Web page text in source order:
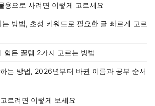
용으로 사려면 이렇게 고르세요
방법, 초성 키워드로 필요한 글 빠르게 고르
힘든 꿀템 2가지 고르는 방법
는 방법, 2026년부터 바뀐 이름과 공부 순서
르려면 이렇게 보세요